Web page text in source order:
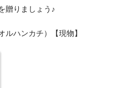
贈りましょう♪
ハンカチ）【現物】